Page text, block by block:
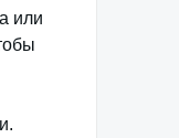
или